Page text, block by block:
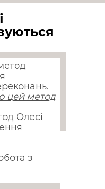
цей метод
Олесі
з
цей метод